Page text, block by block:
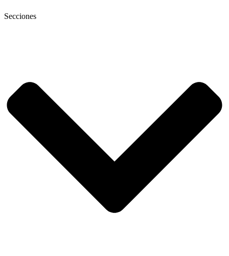
Secciones